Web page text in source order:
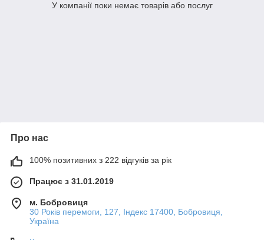
У компанії поки немає товарів або послуг
Про нас
100% позитивних з 222 відгуків за рік
Працює з 31.01.2019
м. Бобровиця
30 Років перемоги, 127, Індекс 17400, Бобровиця,
Україна